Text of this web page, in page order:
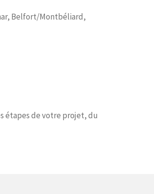
Belfort/Montbéliard,
étapes de votre projet, du